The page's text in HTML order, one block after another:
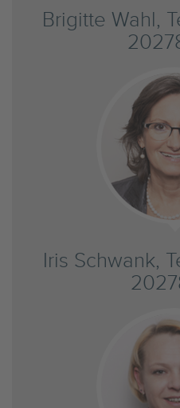
Brigitte Wahl,
Iris Schwank,